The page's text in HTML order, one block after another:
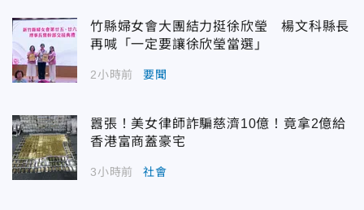
竹縣婦女會大團結力挺徐欣瑩 楊文科縣長
再喊「一定要讓徐欣瑩當選」
2小時前 要聞
囂張！美女律師詐騙慈濟10億！竟拿2億給
香港富商蓋豪宅
3小時前 社會